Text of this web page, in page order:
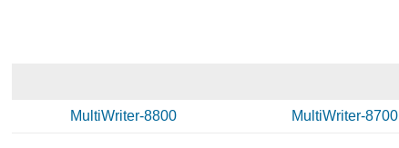
MultiWriter-8800 MultiWriter-8700